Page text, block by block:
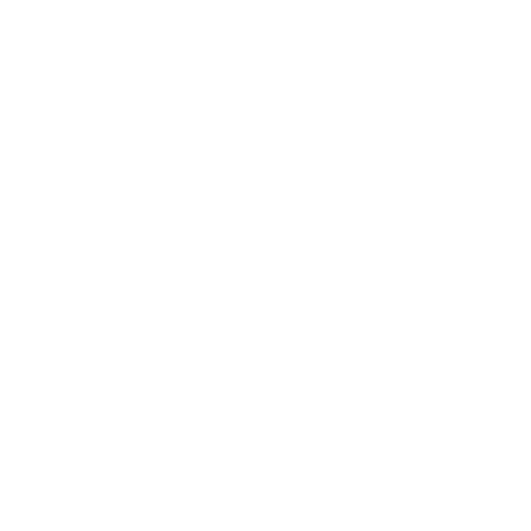
de Máquina
de Guindaste
Munck para Indústria
para Transporte de Vigas
Poste